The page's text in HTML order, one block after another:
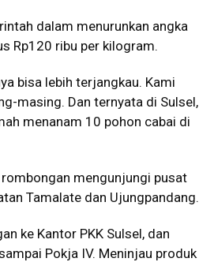
dalam menurunkan angka
Rp120 ribu per kilogram.
bisa lebih terjangkau. Kami
masing. Dan ternyata di Sulsel,
menanam 10 pohon cabai di
rombongan mengunjungi pusat
Tamalate dan Ujungpandang.
ke Kantor PKK Sulsel, dan
Pokja IV. Meninjau produk